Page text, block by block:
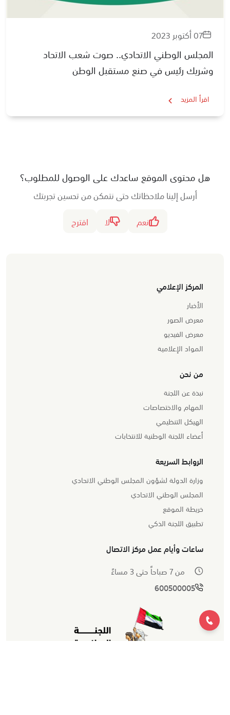
07 أكتوبر 2023
المجلس الوطني الاتحادي.. صوت شعب الاتحاد
وشريك رئيس في صنع مستقبل الوطن
اقرأ المزيد
هل محتوى الموقع ساعدك على الوصول للمطلوب؟
أرسل إلينا ملاحظاتك حتى نتمكن من تحسين تجربتك
نعم
لا اقترح
المركز الإعلامي
الأخبار
معرض الصور
معرض الفيديو
المواد الإعلامية
من نحن
نبذة عن اللجنة
المهام والاختصاصات
الهيكل التنظيمي
أعضاء اللجنة الوطنية للانتخابات
الروابط السريعة
وزارة الدولة لشؤون المجلس الوطني الاتحادي
المجلس الوطني الاتحادي
خريطة الموقع
تطبيق اللجنة الذكي
ساعات وأيام عمل مركز الاتصال
من 7 صباحاً حتى 3 مساءً
600500005